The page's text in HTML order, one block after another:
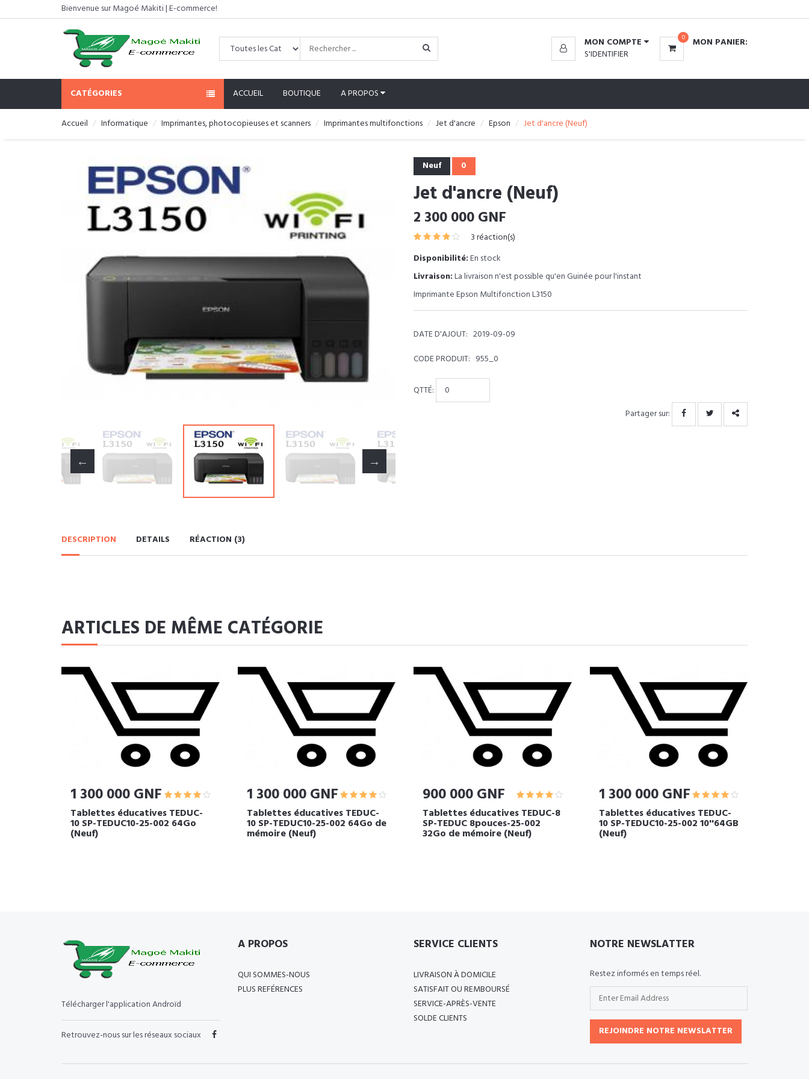
Bienvenue sur Magoé Makiti | E-commerce!
MON COMPTE
S'IDENTIFIER
0 MON PANIER:
CATÉGORIES ACCUEIL BOUTIQUE A PROPOS
Accueil Informatique Imprimantes, photocopieuses et scanners Imprimantes multifonctions Jet d'ancre Epson Jet d'ancre (Neuf)
Neuf 0
Jet d'ancre (Neuf)
2 300 000 GNF
3 réaction(s)
Disponibilité:En stock
Livraison:La livraison n'est possible qu'en Guinée pour l'instant
Imprimante Epson Multifonction L3150
DATE D'AJOUT: 2019-09-09
CODE PRODUIT: 955_0
QTTÉ:
Partager sur:
DESCRIPTION DETAILS RÉACTION (3)
ARTICLES DE MÊME CATÉGORIE
1 300 000 GNF
Tablettes éducatives TEDUC-
10 SP-TEDUC10-25-002 64Go
(Neuf)
1 300 000 GNF
Tablettes éducatives TEDUC-
10 SP-TEDUC10-25-002 64Go de
mémoire (Neuf)
900 000 GNF
Tablettes éducatives TEDUC-8
SP-TEDUC 8pouces-25-002
32Go de mémoire (Neuf)
1 300 000 GNF
Tablettes éducatives TEDUC-
10 SP-TEDUC10-25-002 10''64GB
(Neuf)
Télécharger l'application Androïd
Retrouvez-nous sur les réseaux sociaux
A PROPOS
QUI SOMMES-NOUS
PLUS REFÉRENCES
SERVICE CLIENTS
LIVRAISON À DOMICILE
SATISFAIT OU REMBOURSÉ
SERVICE-APRÈS-VENTE
SOLDE CLIENTS
NOTRE NEWSLATTER
Restez informés en temps réel.
REJOINDRE NOTRE NEWSLATTER